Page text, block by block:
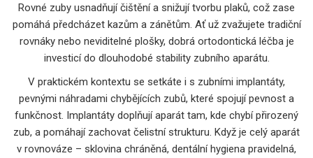
Rovné zuby usnadňují čištění a snižují tvorbu plaků, což zase
pomáhá předcházet kazům a zánětům. Ať už zvažujete tradiční
rovnáky nebo neviditelné plošky, dobrá ortodontická léčba je
investicí do dlouhodobé stability zubního aparátu.
V praktickém kontextu se setkáte i s zubními implantáty,
pevnými náhradami chybějících zubů, které spojují pevnost a
funkčnost. Implantáty doplňují aparát tam, kde chybí přirozený
zub, a pomáhají zachovat čelistní strukturu. Když je celý aparát
v rovnováze – sklovina chráněná, dentální hygiena pravidelná,